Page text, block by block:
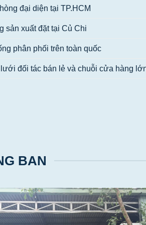
đại diện tại TP.HCM
sản xuất đặt tại Củ Chi
phân phối trên toàn quốc
lưới đối tác bán lẻ và chuỗi cửa hàng
BAN